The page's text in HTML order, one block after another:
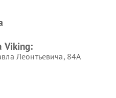
Viking:
Леонтьевича, 84А